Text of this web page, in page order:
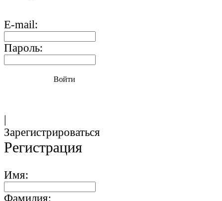
E-mail:
Пароль:
Войти
|
Зарегистрироваться
Регистрация
Имя:
Фамилия: